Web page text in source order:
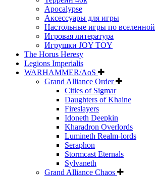
Apocalypse
Аксессуары для игры
Настольные игры по вселенной
Игровая литература
Игрушки JOY TOY
The Horus Heresy
Legions Imperialis
WARHAMMER/AoS
Grand Alliance Order
Cities of Sigmar
Daughters of Khaine
Fireslayers
Idoneth Deepkin
Kharadron Overlords
Lumineth Realm-lords
Seraphon
Stormcast Eternals
Sylvaneth
Grand Alliance Chaos